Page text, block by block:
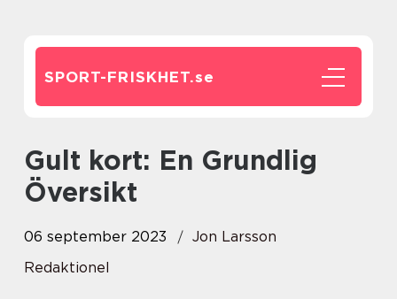
SPORT-FRISKHET.se
Gult kort: En Grundlig
Översikt
06 september 2023
Jon Larsson
Redaktionel